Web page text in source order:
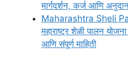
मार्गदर्शन, कर्ज आणि अनुदान
Maharashtra Sheli
महाराष्ट्र शेळी पालन
आणि संपूर्ण माहिती